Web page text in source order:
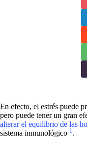
En efecto, el estrés puede
pero puede tener un gran
alterar el equilibrio de las
sistema inmunológico 1.